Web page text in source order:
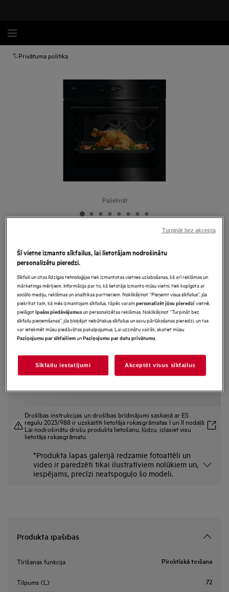
Privātuma politika
Palielināt
MealAssist with SteamCrisp
7000.sērijas Iebūvējama tvaika
cepeškrāsns
Ražojuma informācijas lapa
Priekšrocības
7000.sērijas „Meal Assist“ cepeškrāsns ar „SteamCrisp®“ funkciju
rezultātiem.
Vienmēr ziniet precīzu temperatūru ar termozondi.
Drošības instrukcijas un drošības brīdinājumi saskaņā ar ES
regulu 2023/988 ir uzskaitīti lietotāja rokasgrāmatas I un II nodaļā.
Lai nodrošinātu drošu produkta lietošanu, lūdzu, izlasiet visu
lietotāja rokasgrāmatu.
*Produkta lapas galerijā redzamie fotoattēli un
video ir paredzēti tikai ilustratīviem nolūkiem un,
iespējams, precīzi neatspoguļo šo modeli.
Produkta īpašības
Tīrīšanas funkcija Pirolītiskā tīrīšana
Tilpums (L) 72
Šī vietne izmanto sīkfailus, lai lietotājam nodrošinātu
personalizētu pieredzi.
Sīkfaili un citas līdzīgas tehnoloģijas tiek izmantotas vietnes uzlabošanas, kā arī reklāmas un
mārketinga mērķiem. Informācija par to, kā lietotājs izmanto mūsu vietni, tiek kopīgota ar
sociālo mediju, reklāmas un analītikas partneriem. Noklikšķinot “Pieņemt visus sīkfailus”, jūs
piekrītat tam, kā mēs izmantojam sīkfailus, tāpēc varampersonalizēt jūsu pieredzivietnē,
pielāgotīpašos piedāvājumusun personalizētas reklāmas. Noklikšķinot “Turpināt bez
sīkfailu pieņemšanas”, jūs bloķējat nebūtiskus sīkfailus un savu pārlūkošanas pieredzi, un tas
var ietekmēt mūsu piedāvātos pakalpojumus. Lai uzzinātu vairāk, skatiet mūsu
Paziņojumu par sīkfailiemunPaziņojumu par datu privātumu.
Sīkfailu iestatījumi Akceptēt visus sīkfailus
Turpināt bez akcepta